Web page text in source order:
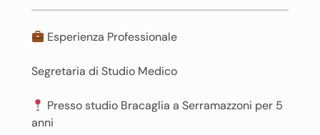
Esperienza Professionale
Segretaria di Studio Medico
Presso studio Bracaglia a Serramazzoni per 5
anni